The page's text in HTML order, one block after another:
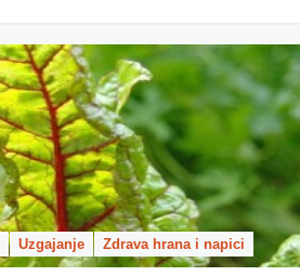
Uzgajanje Zdrava hrana i napici